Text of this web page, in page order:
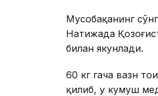
Мусобақанинг
Натижада
билан якунлади.
60 кг гача вазн
қилиб, у кумуш